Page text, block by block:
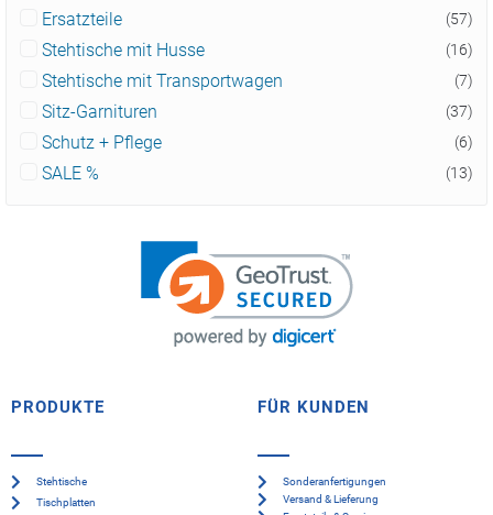
Ersatzteile (57)
Stehtische mit Husse (16)
Stehtische mit Transportwagen (7)
Sitz-Garnituren (37)
Schutz + Pflege (6)
SALE % (13)
PRODUKTE
Stehtische
Tischplatten
FÜR KUNDEN
Sonderanfertigungen
Versand & Lieferung